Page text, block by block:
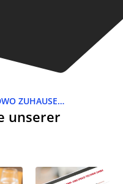
ZUHAUSE…
unserer